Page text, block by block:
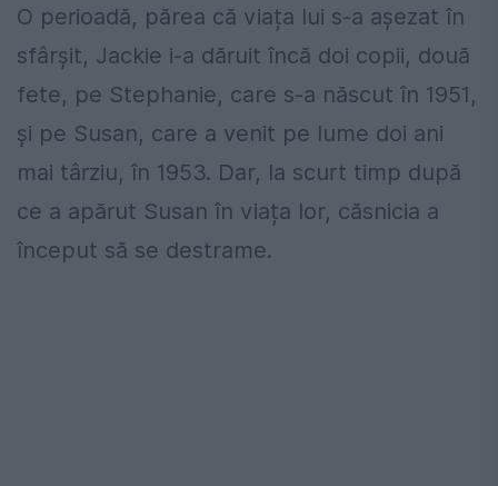
O perioadă, părea că viața lui s-a așezat în
sfârșit, Jackie i-a dăruit încă doi copii, două
fete, pe Stephanie, care s-a născut în 1951,
şi pe Susan, care a venit pe lume doi ani
mai târziu, în 1953. Dar, la scurt timp după
ce a apărut Susan în viața lor, căsnicia a
început să se destrame.